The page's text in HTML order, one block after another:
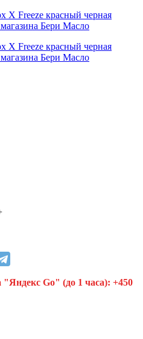
Go" (до 1 часа): +450